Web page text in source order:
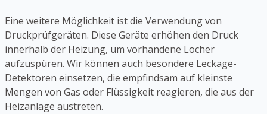
Eine weitere Möglichkeit ist die Verwendung von
Druckprüfgeräten. Diese Geräte erhöhen den Druck
innerhalb der Heizung, um vorhandene Löcher
aufzuspüren. Wir können auch besondere Leckage-
Detektoren einsetzen, die empfindsam auf kleinste
Mengen von Gas oder Flüssigkeit reagieren, die aus der
Heizanlage austreten.